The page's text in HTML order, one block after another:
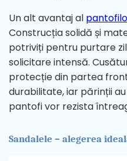
Un alt avantaj al
Construcția solidă și
potriviți pentru purtare
solicitare intensă.
protecție din partea
durabilitate, iar părinții
pantofi vor rezista
Sandalele – alegerea